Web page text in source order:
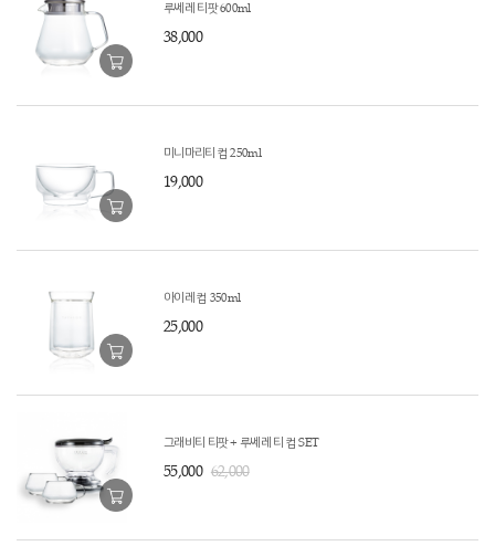
루쎄레 티팟 600ml
38,000
미니마리티 컵 250ml
19,000
아이레 컵 350ml
25,000
그래비티 티팟 + 루쎄레 티 컵 SET
55,000 62,000